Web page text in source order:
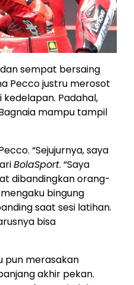
sempat bersaing
Pecco justru merosot
Padahal,
mampu tampil
“Sejujurnya, saya
BolaSport. “Saya
dibandingkan orang-
bingung
saat sesi latihan.
bisa
pun merasakan
akhir pekan.